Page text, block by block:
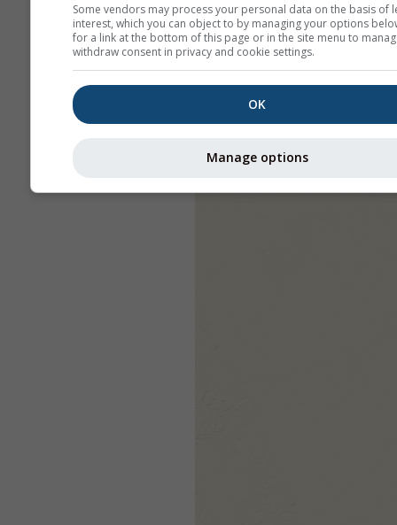
Some vendors may process your personal data on the basis of
interest, which you can object to by managing your options
for a link at the bottom of this page or in the site menu to
withdraw consent in privacy and cookie settings.
OK
Manage options